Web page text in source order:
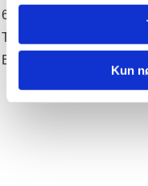
Kun
6510 Gram
Tlf: 52 50 87 58
E-post: